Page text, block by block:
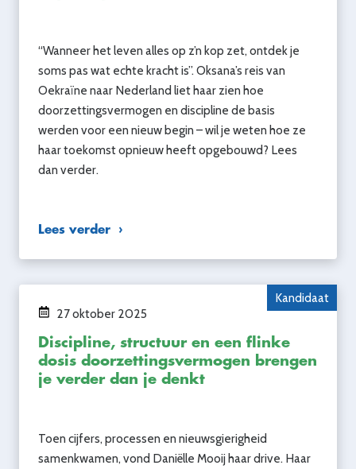
“Wanneer het leven alles op z’n kop zet, ontdek je
soms pas wat echte kracht is”. Oksana’s reis van
Oekraïne naar Nederland liet haar zien hoe
doorzettingsvermogen en discipline de basis
werden voor een nieuw begin – wil je weten hoe ze
haar toekomst opnieuw heeft opgebouwd? Lees
dan verder.
Lees verder
Kandidaat
27 oktober 2025
Discipline, structuur en een flinke
dosis doorzettingsvermogen brengen
je verder dan je denkt
Toen cijfers, processen en nieuwsgierigheid
samenkwamen, vond Daniëlle Mooij haar drive. Haar